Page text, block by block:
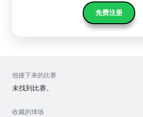
免费注册
他接下来的比赛
未找到比赛。
收藏的球场